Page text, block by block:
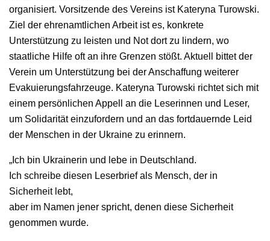
organisiert. Vorsitzende des Vereins ist Kateryna Turowski.
Ziel der ehrenamtlichen Arbeit ist es, konkrete
Unterstützung zu leisten und Not dort zu lindern, wo
staatliche Hilfe oft an ihre Grenzen stößt. Aktuell bittet der
Verein um Unterstützung bei der Anschaffung weiterer
Evakuierungsfahrzeuge. Kateryna Turowski richtet sich mit
einem persönlichen Appell an die Leserinnen und Leser,
um Solidarität einzufordern und an das fortdauernde Leid
der Menschen in der Ukraine zu erinnern.
„Ich bin Ukrainerin und lebe in Deutschland.
Ich schreibe diesen Leserbrief als Mensch, der in
Sicherheit lebt,
aber im Namen jener spricht, denen diese Sicherheit
genommen wurde.